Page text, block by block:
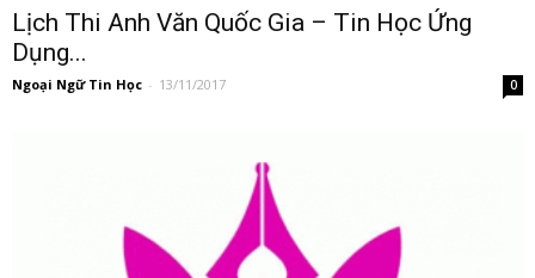
Lịch Thi Anh Văn Quốc Gia – Tin Học Ứng
Dụng...
Ngoại Ngữ Tin Học - 13/11/2017 0